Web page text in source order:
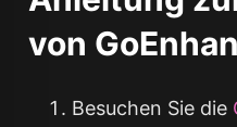
von
Besuchen Sie die